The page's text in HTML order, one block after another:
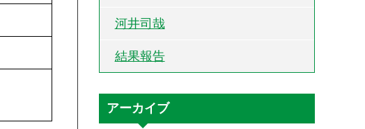
河井司哉
結果報告
アーカイブ